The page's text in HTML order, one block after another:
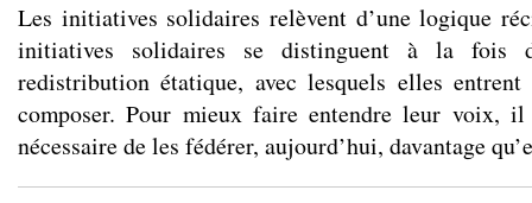
Les initiatives solidaires relèvent d’une logique
initiatives solidaires se distinguent à la fois
redistribution étatique, avec lesquels elles
composer. Pour mieux faire entendre leur voix, il
nécessaire de les fédérer, aujourd’hui, davantage